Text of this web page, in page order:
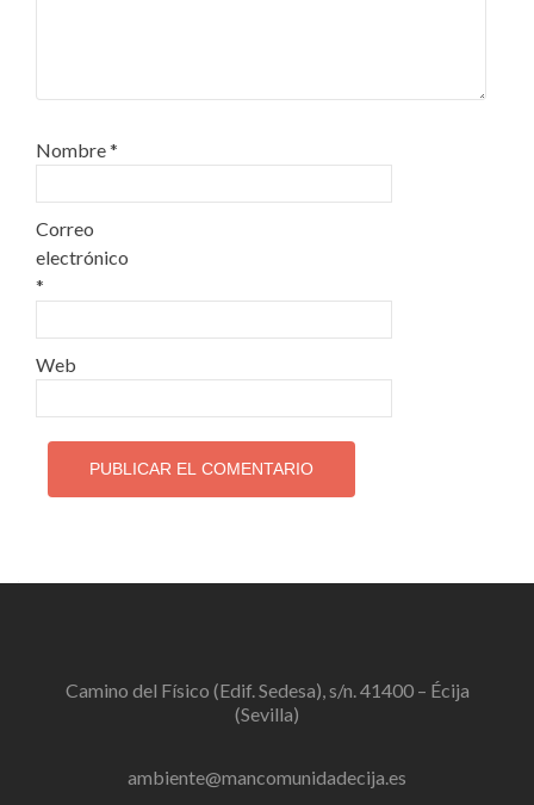
Nombre*
Correo
electrónico
*
Web
Camino del Físico (Edif. Sedesa), s/n. 41400 – Écija
(Sevilla)
ambiente@mancomunidadecija.es